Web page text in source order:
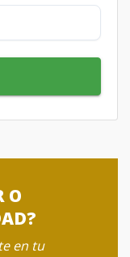
O
en tu